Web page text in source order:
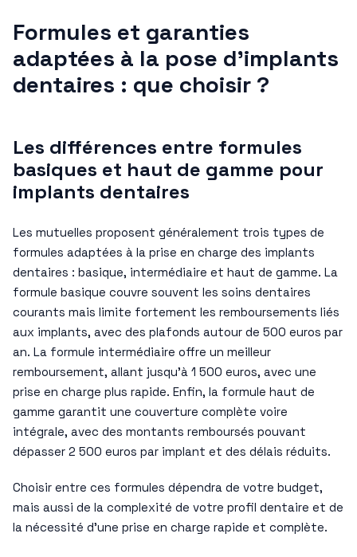
Formules et garanties
adaptées à la pose d’implants
dentaires : que choisir ?
Les différences entre formules
basiques et haut de gamme pour
implants dentaires
Les mutuelles proposent généralement trois types de
formules adaptées à la prise en charge des implants
dentaires : basique, intermédiaire et haut de gamme. La
formule basique couvre souvent les soins dentaires
courants mais limite fortement les remboursements liés
aux implants, avec des plafonds autour de 500 euros par
an. La formule intermédiaire offre un meilleur
remboursement, allant jusqu’à 1 500 euros, avec une
prise en charge plus rapide. Enfin, la formule haut de
gamme garantit une couverture complète voire
intégrale, avec des montants remboursés pouvant
dépasser 2 500 euros par implant et des délais réduits.
Choisir entre ces formules dépendra de votre budget,
mais aussi de la complexité de votre profil dentaire et de
la nécessité d’une prise en charge rapide et complète.